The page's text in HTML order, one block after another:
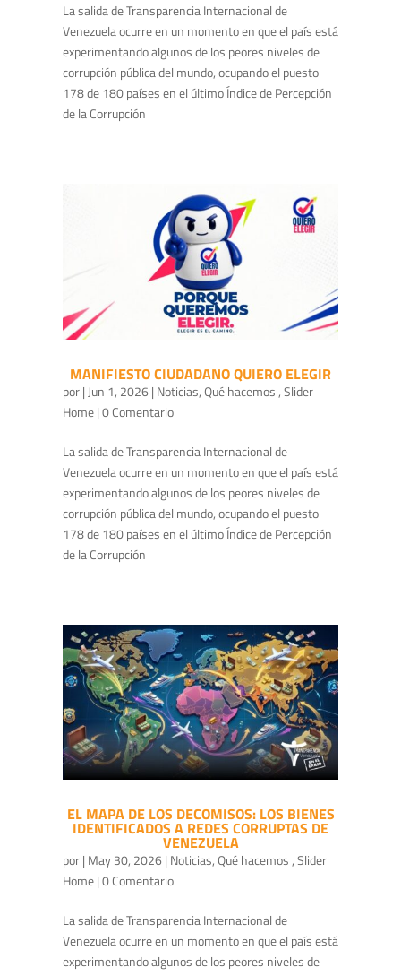
La salida de Transparencia Internacional de
Venezuela ocurre en un momento en que el país está
experimentando algunos de los peores niveles de
corrupción pública del mundo, ocupando el puesto
178 de 180 países en el último Índice de Percepción
de la Corrupción
MANIFIESTO CIUDADANO QUIERO ELEGIR
por| Jun 1, 2026| Noticias,Qué hacemos ,Slider
Home| 0 Comentario
La salida de Transparencia Internacional de
Venezuela ocurre en un momento en que el país está
experimentando algunos de los peores niveles de
corrupción pública del mundo, ocupando el puesto
178 de 180 países en el último Índice de Percepción
de la Corrupción
EL MAPA DE LOS DECOMISOS: LOS BIENES
IDENTIFICADOS A REDES CORRUPTAS DE
VENEZUELA
por| May 30, 2026| Noticias,Qué hacemos ,Slider
Home| 0 Comentario
La salida de Transparencia Internacional de
Venezuela ocurre en un momento en que el país está
experimentando algunos de los peores niveles de